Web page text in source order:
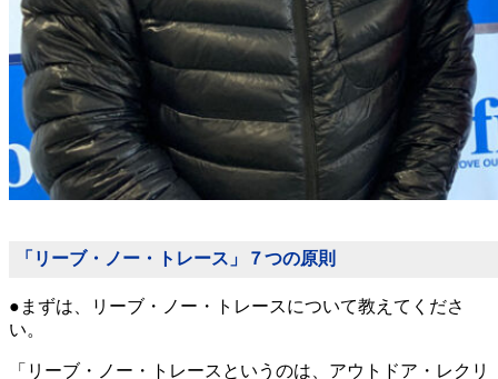
「リーブ・ノー・トレース」７つの原則
●まずは、リーブ・ノー・トレースについて教えてくださ
い。
「リーブ・ノー・トレースというのは、アウトドア・レクリ